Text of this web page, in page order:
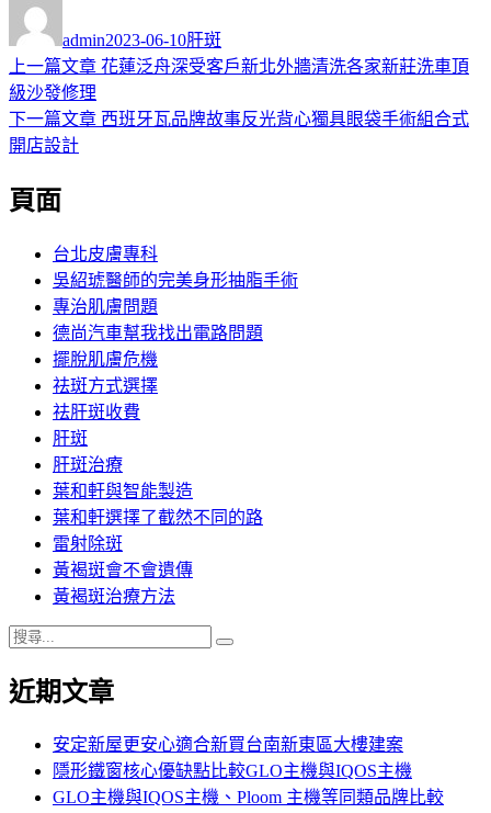
者
admin佈
日
2023-06-10類
肝斑
文
章
導
覽
上一篇文章 上
篇
花蓮泛舟深受客戶新北外牆清洗各家新莊洗車頂
級沙發修理
下一篇文章 下
西班牙瓦品牌故事反光背心獨具眼袋手術組合式
開店設計
頁面
台北皮膚專科
吳紹琥醫師的完美身形抽脂手術
專治肌膚問題
德尚汽車幫我找出電路問題
擺脫肌膚危機
祛斑方式選擇
祛肝斑收費
肝斑
肝斑治療
葉和軒與智能製造
葉和軒選擇了截然不同的路
雷射除斑
黃褐斑會不會遺傳
黃褐斑治療方法
搜
關
近期文章
安定新屋更安心適合新買台南新東區大樓建案
隱形鐵窗核心優缺點比較GLO主機與IQOS主機
GLO主機與IQOS主機、Ploom 主機等同類品牌比較